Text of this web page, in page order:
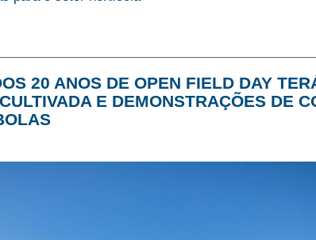
20 ANOS DE OPEN FIELD DAY
E DEMONSTRAÇÕES DE